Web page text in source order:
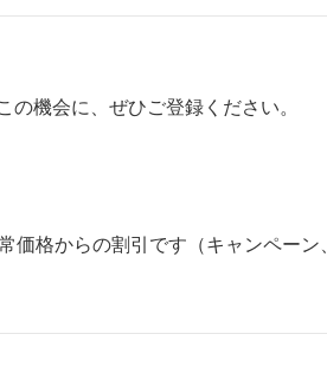
機会に、ぜひご登録ください。
格からの割引です（キャンペーン、